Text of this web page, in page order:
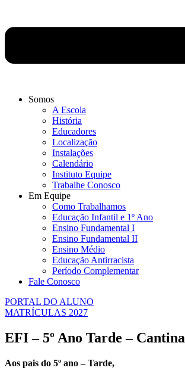
Somos
A Escola
História
Educadores
Localização
Instalações
Calendário
Instituto Equipe
Trabalhe Conosco
Em Equipe
Como Trabalhamos
Educação Infantil e 1º Ano
Ensino Fundamental I
Ensino Fundamental II
Ensino Médio
Educação Antirracista
Período Complementar
Fale Conosco
PORTAL DO ALUNO
MATRÍCULAS 2027
EFI – 5º Ano Tarde – Cantina
Aos pais do 5º ano – Tarde,